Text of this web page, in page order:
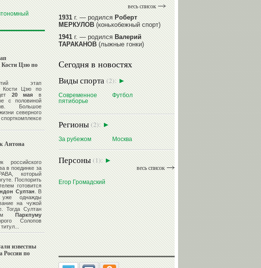
Кости Цзю по
этап
Кости Цзю по
20 маяв
с половиной
Большое
северного
Антона
российского
в поединке за
который
Поспорить
готовится
Султан. В
однажды
на чужой
Тогда Султан
Паркпуму
Солопов
известны
России по
весь список
1931г. — родилсяРоберт
МЕРКУЛОВ(конькобежный спорт)
1941г. — родилсяВалерий
ТАРАКАНОВ(лыжные гонки)
1945г. — родилсяАлександр
ГОРЕЛИК(фигурное катание на
коньках)
1945г. — родилсяЗураб
САКАНДЕЛИДЗЕ(баскетбол)
1954г. — родиласьОльга
КНЯЗЕВА(фехтование)
читать далее
Сегодня в новостях
Виды спорта(2):
Современное
пятиборье
Футбол
Регионы(2):
За рубежом Москва
Персоны(1):
весь список
Егор Громадский